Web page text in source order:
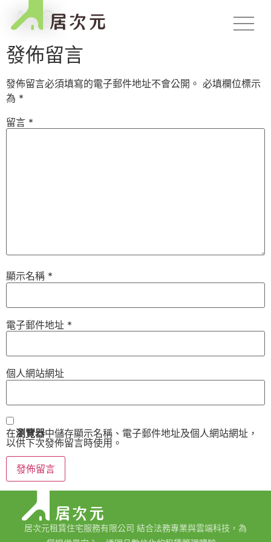
A18
發佈留言
發佈留言必須填寫的電子郵件地址不會公開。 必填欄位標示
為 *
留言 *
顯示名稱 *
電子郵件地址 *
個人網站網址
在瀏覽器中儲存顯示名稱、電子郵件地址及個人網站網址，
以供下次發佈留言時使用。
居次元租賃住宅服務有限公司 結合法務專業與雲端科技，為